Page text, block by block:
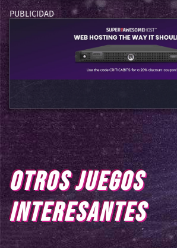
OTROS JUEGOS
INTERESANTES